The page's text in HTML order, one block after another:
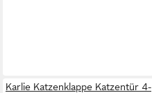
Karlie Katzenklappe Katzentür 4-